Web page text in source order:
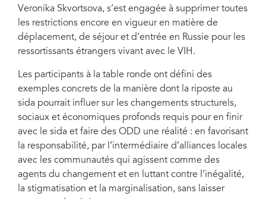
Veronika Skvortsova, s’est engagée à supprimer toutes
les restrictions encore en vigueur en matière de
déplacement, de séjour et d’entrée en Russie pour les
ressortissants étrangers vivant avec le VIH.
Les participants à la table ronde ont défini des
exemples concrets de la manière dont la riposte au
sida pourrait influer sur les changements structurels,
sociaux et économiques profonds requis pour en finir
avec le sida et faire des ODD une réalité : en favorisant
la responsabilité, par l’intermédiaire d’alliances locales
avec les communautés qui agissent comme des
agents du changement et en luttant contre l’inégalité,
la stigmatisation et la marginalisation, sans laisser